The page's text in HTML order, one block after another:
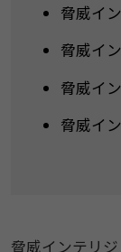
脅威イ
脅威イ
脅威イ
脅威イ
脅威インテリ